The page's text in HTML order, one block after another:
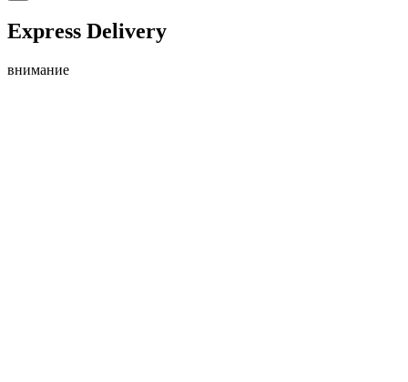
Express Delivery
внимание